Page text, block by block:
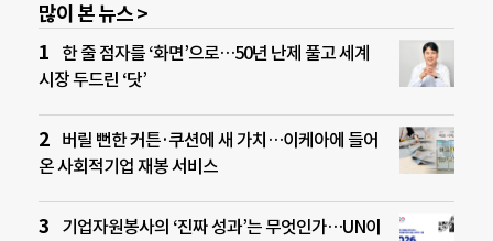
많이 본 뉴스 >
한 줄 점자를 ‘화면’으로…50년 난제 풀고 세계
시장 두드린 ‘닷’
버릴 뻔한 커튼·쿠션에 새 가치…이케아에 들어
온 사회적기업 재봉 서비스
기업자원봉사의 ‘진짜 성과’는 무엇인가…UN이